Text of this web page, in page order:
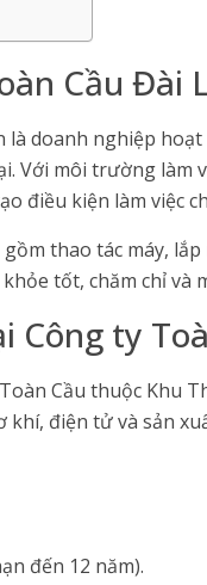
Cầu Đài
là doanh nghiệp
Với môi trường làm
điều kiện làm việc
thao tác máy,
tốt, chăm chỉ và
Công ty
Cầu thuộc Khu
điện tử và sản
đến 12 năm).